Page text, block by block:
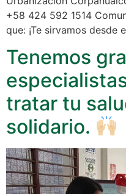
+58 424 592 1514
que: ¡Te sirvamos desde
Tenemos
tratar tu
solidario.